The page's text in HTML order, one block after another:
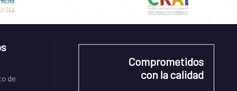
de
Comprometidos
con la calidad